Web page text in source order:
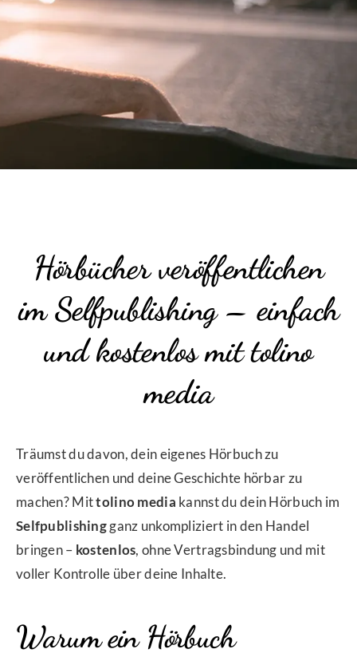
Hörbücher veröffentlichen
im Selfpublishing – einfach
und kostenlos mit tolino
media
Träumst du davon, dein eigenes Hörbuch zu
veröffentlichen und deine Geschichte hörbar zu
machen? Mittolino media kannst du dein Hörbuch im
Selfpublishingganz unkompliziert in den Handel
bringen – kostenlos, ohne Vertragsbindung und mit
voller Kontrolle über deine Inhalte.
Warum ein Hörbuch